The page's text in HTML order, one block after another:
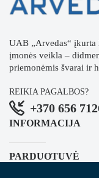
UAB „Arvedas“ įkurta
įmonės veikla –
priemonėmis švarai ir
REIKIA PAGALBOS?
+370 656
INFORMACIJA
PARDUOTUVĖ